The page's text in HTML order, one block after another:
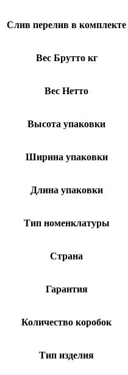
Слив перелив в комплекте
Вес Брутто кг
Вес Нетто
Высота упаковки
Ширина упаковки
Длина упаковки
Тип номенклатуры
Страна
Гарантия
Количество коробок
Тип изделия